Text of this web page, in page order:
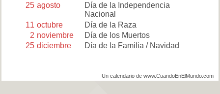
25 agosto
Día de la Independencia
Nacional
11 octubre
Día de la Raza
2 noviembre
Día de los Muertos
25 diciembre Día de la Familia / Navidad
Un calendario de www.CuandoEnElMundo.com